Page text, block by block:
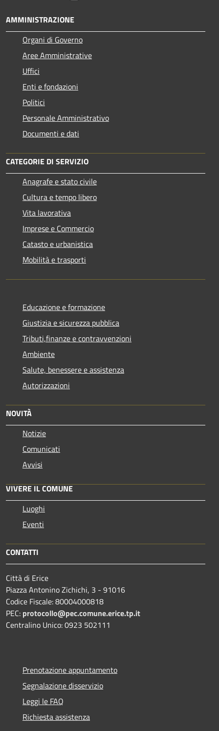
AMMINISTRAZIONE
Organi di Governo
Aree Amministrative
Uffici
Enti e fondazioni
Politici
Personale Amministrativo
Documenti e dati
CATEGORIE DI SERVIZIO
Anagrafe e stato civile
Cultura e tempo libero
Vita lavorativa
Imprese e Commercio
Catasto e urbanistica
Mobilità e trasporti
Educazione e formazione
Giustizia e sicurezza pubblica
Tributi,finanze e contravvenzioni
Ambiente
Salute, benessere e assistenza
Autorizzazioni
NOVITÀ
Notizie
Comunicati
Avvisi
VIVERE IL COMUNE
Luoghi
Eventi
CONTATTI
Città di Erice
Piazza Antonino Zichichi, 3 - 91016
Codice Fiscale: 80004000818
PEC: protocollo@pec.comune.erice.tp.it
Centralino Unico: 0923 502111
Prenotazione appuntamento
Segnalazione disservizio
Leggi le FAQ
Richiesta assistenza